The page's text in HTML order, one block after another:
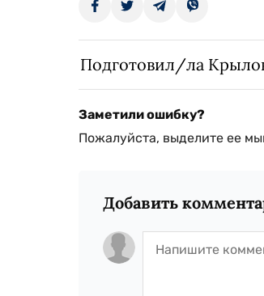
Подготовил/ла
Заметили ошибку?
Пожалуйста, выделите ее
Добавить